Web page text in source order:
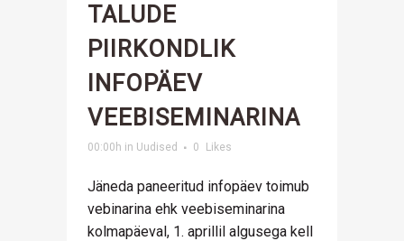
TALUDE
PIIRKONDLIK
INFOPÄEV
VEEBISEMINARINA
00:00h in Uudised 0 Likes
Jäneda paneeritud infopäev toimub
vebinarina ehk veebiseminarina
kolmapäeval, 1. aprillil algusega kell